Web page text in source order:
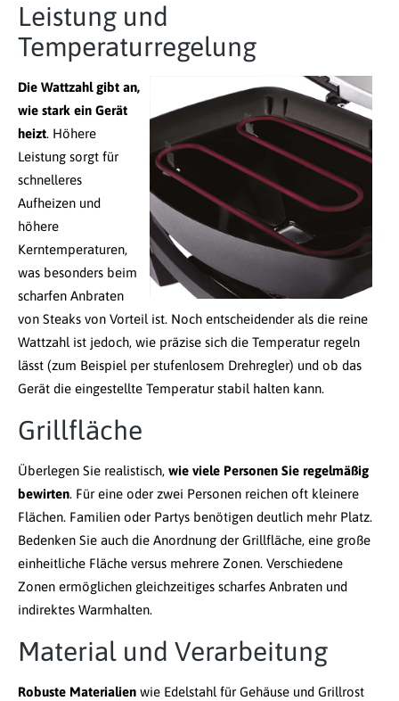
Leistung und
Temperaturregelung
Die Wattzahl gibt an,
wie stark ein Gerät
heizt. Höhere
Leistung sorgt für
schnelleres
Aufheizen und
höhere
Kerntemperaturen,
was besonders beim
scharfen Anbraten
von Steaks von Vorteil ist. Noch entscheidender als die reine
Wattzahl ist jedoch, wie präzise sich die Temperatur regeln
lässt (zum Beispiel per stufenlosem Drehregler) und ob das
Gerät die eingestellte Temperatur stabil halten kann.
Grillfläche
Überlegen Sie realistisch, wie viele Personen Sie regelmäßig
bewirten. Für eine oder zwei Personen reichen oft kleinere
Flächen. Familien oder Partys benötigen deutlich mehr Platz.
Bedenken Sie auch die Anordnung der Grillfläche, eine große
einheitliche Fläche versus mehrere Zonen. Verschiedene
Zonen ermöglichen gleichzeitiges scharfes Anbraten und
indirektes Warmhalten.
Material und Verarbeitung
Robuste Materialien wie Edelstahl für Gehäuse und Grillrost